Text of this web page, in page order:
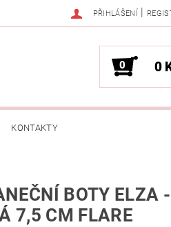
PŘIHLÁŠENÍ |
0 0
KONTAKTY
BOTY ELZA -
7,5 CM FLARE